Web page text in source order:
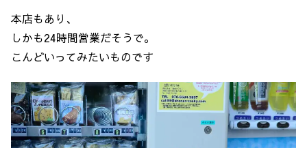
本店もあり、
しかも24時間営業だそうで。
こんどいってみたいものです